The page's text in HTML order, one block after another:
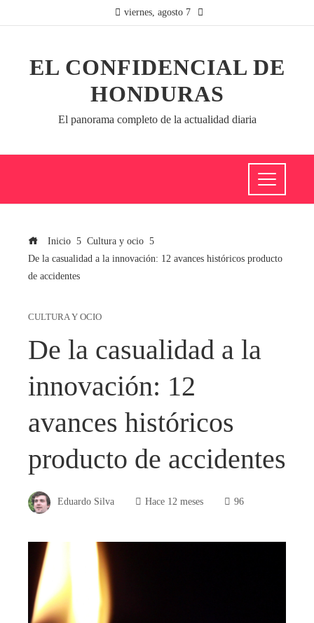
viernes, agosto 7
EL CONFIDENCIAL DE
HONDURAS
El panorama completo de la actualidad diaria
Inicio
Cultura y ocio
De la casualidad a la innovación: 12 avances históricos producto
de accidentes
CULTURA Y OCIO
De la casualidad a la
innovación: 12
avances históricos
producto de accidentes
Eduardo Silva Hace 12 meses 96